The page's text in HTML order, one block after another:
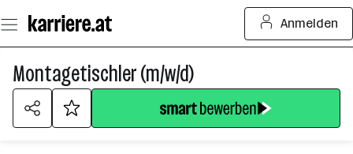
Seiteninhalt
springen
Anmelden
Montagetischler (m/w/d)